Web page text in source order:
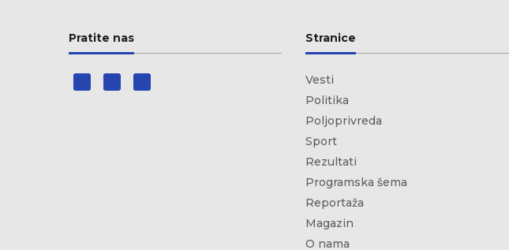
Pratite nas Stranice
Vesti
Politika
Poljoprivreda
Sport
Rezultati
Programska šema
Reportaža
Magazin
O nama